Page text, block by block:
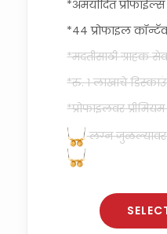
*अमर्यादित
*४४ प्रोफाइल
*मदतीसाठी ग्राहक
*रु. १ लाखाचे
*प्रोफाइलवर
लग्न